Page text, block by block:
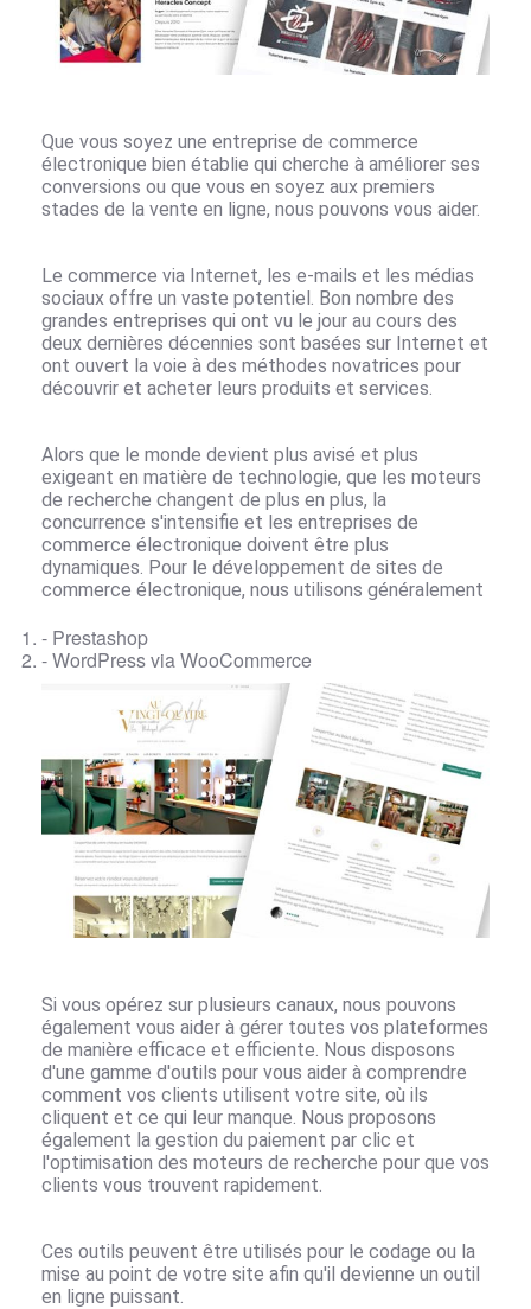
Que vous soyez une entreprise de commerce
électronique bien établie qui cherche à améliorer ses
conversions ou que vous en soyez aux premiers
stades de la vente en ligne, nous pouvons vous aider.
Le commerce via Internet, les e-mails et les médias
sociaux offre un vaste potentiel. Bon nombre des
grandes entreprises qui ont vu le jour au cours des
deux dernières décennies sont basées sur Internet et
ont ouvert la voie à des méthodes novatrices pour
découvrir et acheter leurs produits et services.
Alors que le monde devient plus avisé et plus
exigeant en matière de technologie, que les moteurs
de recherche changent de plus en plus, la
concurrence s'intensifie et les entreprises de
commerce électronique doivent être plus
dynamiques. Pour le développement de sites de
commerce électronique, nous utilisons généralement
- Prestashop
- WordPress via WooCommerce
Si vous opérez sur plusieurs canaux, nous pouvons
également vous aider à gérer toutes vos plateformes
de manière efficace et efficiente. Nous disposons
d'une gamme d'outils pour vous aider à comprendre
comment vos clients utilisent votre site, où ils
cliquent et ce qui leur manque. Nous proposons
également la gestion du paiement par clic et
l'optimisation des moteurs de recherche pour que vos
clients vous trouvent rapidement.
Ces outils peuvent être utilisés pour le codage ou la
mise au point de votre site afin qu'il devienne un outil
en ligne puissant.